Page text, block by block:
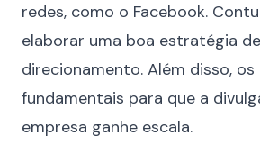
redes, como o Facebook.
elaborar uma boa estratégia de
direcionamento. Além disso, os
fundamentais para que a
empresa ganhe escala.